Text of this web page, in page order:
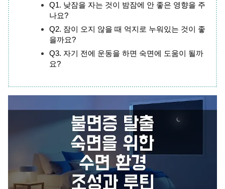
Q1. 낮잠을 자는 것이 밤잠에 안 좋은 영향을 주
나요?
Q2. 잠이 오지 않을 때 억지로 누워있는 것이 좋
을까요?
Q3. 자기 전에 운동을 하면 숙면에 도움이 될까
요?